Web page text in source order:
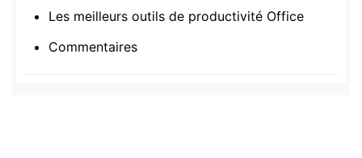
Les meilleurs outils de productivité Office
Commentaires